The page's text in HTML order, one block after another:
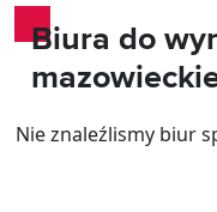
Biura do
Nie znaleźlismy biur